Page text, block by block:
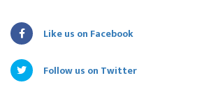
Like us on Facebook
Follow us on Twitter